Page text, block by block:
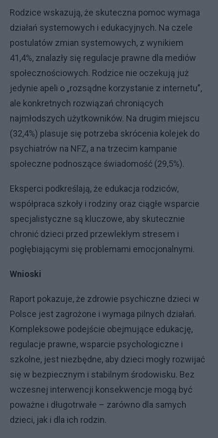
Rodzice wskazują, że skuteczna pomoc wymaga
działań systemowych i edukacyjnych. Na czele
postulatów zmian systemowych, z wynikiem
41,4%, znalazły się regulacje prawne dla mediów
społecznościowych. Rodzice nie oczekują już
jedynie apeli o „rozsądne korzystanie z internetu”,
ale konkretnych rozwiązań chroniących
najmłodszych użytkowników. Na drugim miejscu
(32,4%) plasuje się potrzeba skrócenia kolejek do
psychiatrów na NFZ, a na trzecim kampanie
społeczne podnoszące świadomość (29,5%).
Eksperci podkreślają, że edukacja rodziców,
współpraca szkoły i rodziny oraz ciągłe wsparcie
specjalistyczne są kluczowe, aby skutecznie
chronić dzieci przed przewlekłym stresem i
pogłębiającymi się problemami emocjonalnymi.
Wnioski
Raport pokazuje, że zdrowie psychiczne dzieci w
Polsce jest zagrożone i wymaga pilnych działań.
Kompleksowe podejście obejmujące edukację,
regulacje prawne, wsparcie psychologiczne i
szkolne, jest niezbędne, aby dzieci mogły rozwijać
się w bezpiecznym i stabilnym środowisku. Bez
wczesnej interwencji konsekwencje mogą być
poważne i długotrwałe – zarówno dla samych
dzieci, jak i dla ich rodzin.